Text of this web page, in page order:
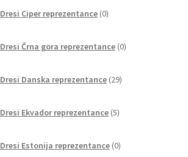
Dresi Ciper reprezentance 0izdelkov
Dresi Črna gora reprezentance 0izdelkov
Dresi Danska reprezentance 29izdelkov
Dresi Ekvador reprezentance 5izdelkov
Dresi Estonija reprezentance 0izdelkov